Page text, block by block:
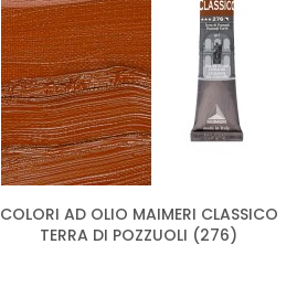
COLORI AD OLIO MAIMERI CLASSICO
TERRA DI POZZUOLI (276)